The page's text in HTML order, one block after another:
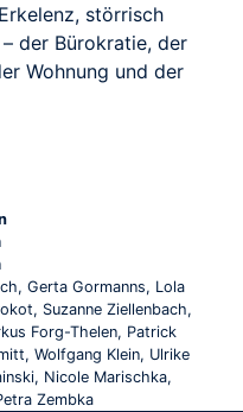
störrisch
der Bürokratie, der
Wohnung und der
Gerta Gormanns, Lola
Suzanne Ziellenbach,
Forg-Thelen, Patrick
Wolfgang Klein, Ulrike
Nicole Marischka,
Zembka